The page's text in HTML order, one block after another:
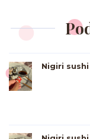
Nigiri